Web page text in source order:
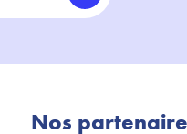
Nos